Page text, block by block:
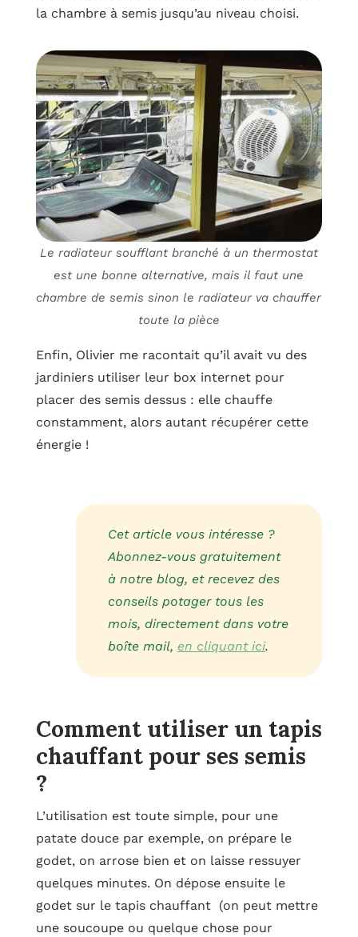
la chambre à semis jusqu’au niveau choisi.
Le radiateur soufflant branché à un thermostat
est une bonne alternative, mais il faut une
chambre de semis sinon le radiateur va chauffer
toute la pièce
Enfin, Olivier me racontait qu’il avait vu des
jardiniers utiliser leur box internet pour
placer des semis dessus : elle chauffe
constamment, alors autant récupérer cette
énergie !
Cet article vous intéresse ?
Abonnez-vous gratuitement
à notre blog, et recevez des
conseils potager tous les
mois, directement dans votre
boîte mail, en cliquant ici.
Comment utiliser un tapis
chauffant pour ses semis
?
L’utilisation est toute simple, pour une
patate douce par exemple, on prépare le
godet, on arrose bien et on laisse ressuyer
quelques minutes. On dépose ensuite le
godet sur le tapis chauffant (on peut mettre
une soucoupe ou quelque chose pour